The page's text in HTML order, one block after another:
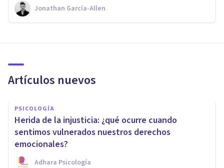
Jonathan García-Allen
Artículos nuevos
PSICOLOGÍA
Herida de la injusticia: ¿qué ocurre cuando
sentimos vulnerados nuestros derechos
emocionales?
Adhara Psicología